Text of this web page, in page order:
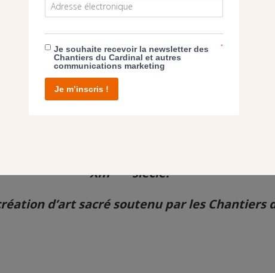
XIII
siècle.
d’art sacré soutenu par les Chantiers
Je souhaite recevoir la newsletter des
Chantiers du Cardinal et autres
communications marketing
*
Je m’inscris !